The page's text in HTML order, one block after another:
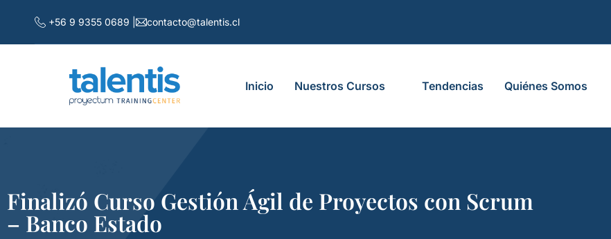
+56 9 9355 0689 | contacto@talentis.cl
Inicio Nuestros Cursos Tendencias Quiénes Somos
Finalizó Curso Gestión Ágil de Proyectos con Scrum
– Banco Estado